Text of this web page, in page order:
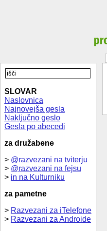
SLOVAR
Naslovnica
Najnovejša gesla
Naključno geslo
Gesla po abecedi
za družabene
> @razvezani na tviterju
> @razvezani na fejsu
> in na Kulturniku
za pametne
> Razvezani za iTelefone
> Razvezani za Androide